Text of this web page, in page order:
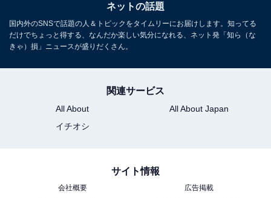
ネットの話題
国内外のSNSで話題の人＆トピックをタイムリーにお届けします。知ってる
だけでちょっと得する、なんだか楽しい気分になれる、ネット発「知ら（な
きゃ）損」ニュースが盛りだくさん。
関連サービス
All About
All About Japan
イチオシ
サイト情報
会社概要
広告掲載